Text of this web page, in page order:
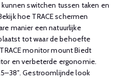
switchen tussen taken en
hoe TRACE schermen
manier een natuurlijke
tot waar de behoefte
monitor mount Biedt
en verbeterde ergonomie.
Gestroomlijnde look